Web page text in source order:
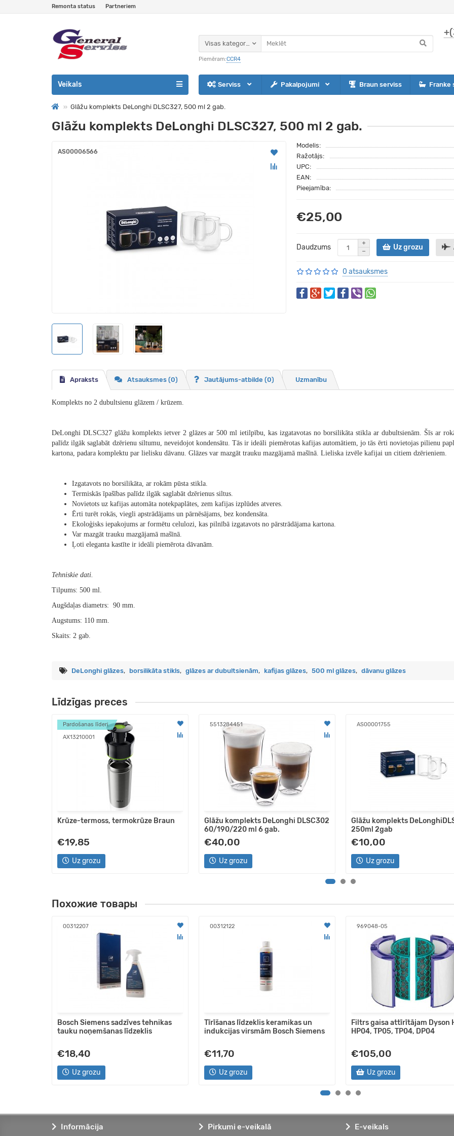
Remonta status Partneriem
Visas kategorijas
Piemēram:CCR4
Veikals Serviss Pakalpojumi Braun serviss Franke
Glāžu komplekts DeLonghi DLSC327, 500 ml 2 gab.
Glāžu komplekts DeLonghi DLSC327, 500 ml 2 gab.
AS00006566
Modelis:
Ražotājs:
UPC:
EAN:
Pieejamība:
€25,00
Daudzums Uz grozu
0 atsauksmes
Apraksts Atsauksmes (0) Jautājums-atbilde (0) Uzmanību
Komplekts no 2 dubultsienu glāzem / krūzem.
DeLonghi DLSC327 glāžu komplekts ietver 2 glāzes ar 500 ml ietilpību, kas izgatavotas no borsilikāta stikla ar dubultsienām. Šīs ar
palīdz ilgāk saglabāt dzērienu siltumu, neveidojot kondensātu. Tās ir ideāli piemērotas kafijas automātiem, jo tās ērti novietojas pilienu
kartona, padara komplektu par lielisku dāvanu. Glāzes var mazgāt trauku mazgājamā mašīnā. Lieliska izvēle kafijai un citiem dzērieniem.
Izgatavots no borsilikāta, ar rokām pūsta stikla.
Termiskās īpašības palīdz ilgāk saglabāt dzērienus siltus.
Novietots uz kafijas automāta notekpaplātes, zem kafijas izplūdes atveres.
Ērti turēt rokās, viegli apstrādājams un pārnēsājams, bez kondensāta.
Ekoloģisks iepakojums ar formētu celulozi, kas pilnībā izgatavots no pārstrādājama kartona.
Var mazgāt trauku mazgājamā mašīnā.
Ļoti eleganta kastīte ir ideāli piemērota dāvanām.
Tehniskie dati.
Tilpums: 500 ml.
Augšdaļas diametrs: 90 mm.
Augstums: 110 mm.
Skaits: 2 gab.
DeLonghi glāzes, borsilikāta stikls, glāzes ar dubultsienām, kafijas glāzes, 500 ml glāzes, dāvanu glāzes
Līdzīgas preces
Pardošanas līderi
AX13210001
Krūze-termoss, termokrūze Braun
€19,85
Uz grozu
5513284451
Glāžu komplekts DeLonghi DLSC302
60/190/220 ml 6 gab.
€40,00
Uz grozu
AS00001755
Glāžu komplekts
250ml 2gab
€10,00
Uz grozu
Похожие товары
00312207
Bosch Siemens sadzīves tehnikas
tauku noņemšanas līdzeklis
€18,40
Uz grozu
00312122
Tīrīšanas līdzeklis keramikas un
indukcijas virsmām Bosch Siemens
€11,70
Uz grozu
969048-05
Filtrs gaisa attīrītājam Dyson
HP04, TP05, TP04, DP04
€105,00
Uz grozu
Informācija Pirkumi e-veikalā E-veikals